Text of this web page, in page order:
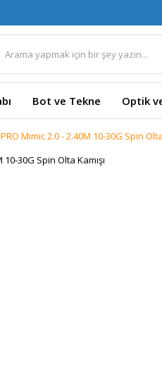
Bot ve Tekne Optik
Mimic 2.0 - 2.40M 10-30G Spin Olta